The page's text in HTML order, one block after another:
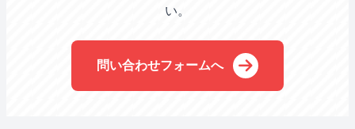
い。
問い合わせフォームへ